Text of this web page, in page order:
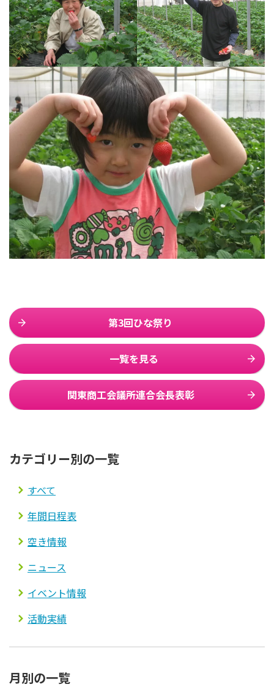
第3回ひな祭り
一覧を見る
関東商工会議所連合会長表彰
カテゴリー別の一覧
すべて
年間日程表
空き情報
ニュース
イベント情報
活動実績
月別の一覧